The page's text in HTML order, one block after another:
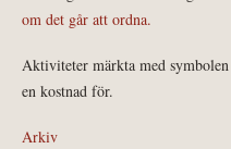
om det går att ordna.
Aktiviteter märkta med symbolen
en kostnad för.
Arkiv